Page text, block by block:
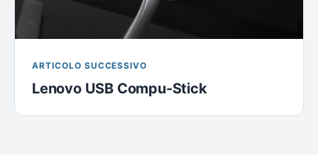
ARTICOLO SUCCESSIVO
Lenovo USB Compu-Stick